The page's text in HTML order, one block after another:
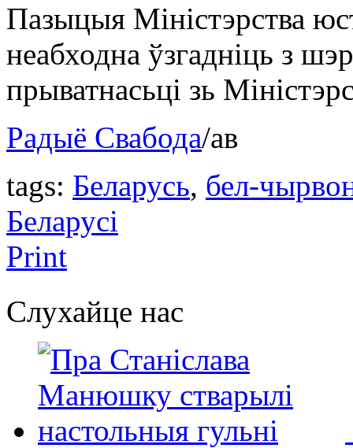
Пазыцыя Міністэрства
неабходна ўзгадніць з
прыватнасьці зь
Радыё Свабода/ав
tags: Беларусь, бел-
Беларусі
Print
Слухайце нас